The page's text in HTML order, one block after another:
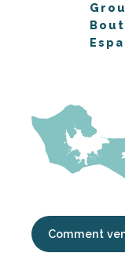
Comment